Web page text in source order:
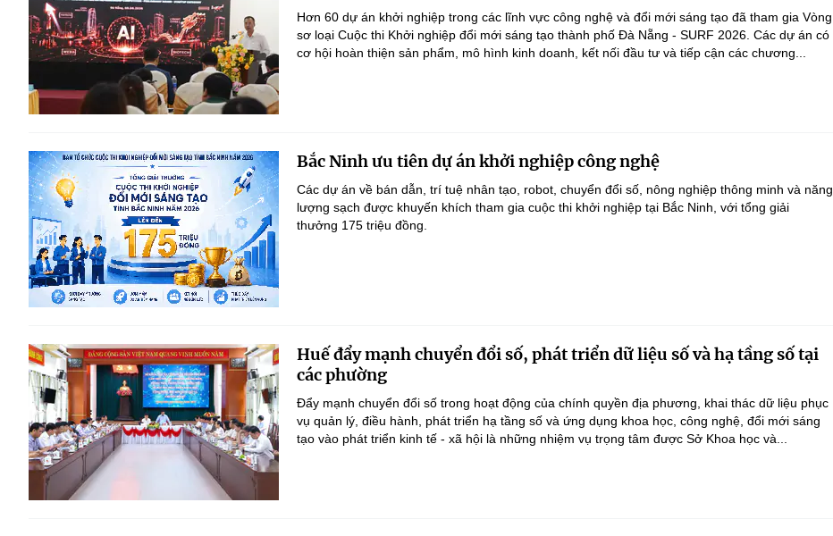
Hơn 60 dự án khởi nghiệp trong các lĩnh vực công nghệ và đổi mới sáng tạo đã tham gia Vòng
sơ loại Cuộc thi Khởi nghiệp đổi mới sáng tạo thành phố Đà Nẵng - SURF 2026. Các dự án có
cơ hội hoàn thiện sản phẩm, mô hình kinh doanh, kết nối đầu tư và tiếp cận các chương...
Bắc Ninh ưu tiên dự án khởi nghiệp công nghệ
Các dự án về bán dẫn, trí tuệ nhân tạo, robot, chuyển đổi số, nông nghiệp thông minh và năng
lượng sạch được khuyến khích tham gia cuộc thi khởi nghiệp tại Bắc Ninh, với tổng giải
thưởng 175 triệu đồng.
Huế đẩy mạnh chuyển đổi số, phát triển dữ liệu số và hạ tầng số tại
các phường
Đẩy mạnh chuyển đổi số trong hoạt động của chính quyền địa phương, khai thác dữ liệu phục
vụ quản lý, điều hành, phát triển hạ tầng số và ứng dụng khoa học, công nghệ, đổi mới sáng
tạo vào phát triển kinh tế - xã hội là những nhiệm vụ trọng tâm được Sở Khoa học và...